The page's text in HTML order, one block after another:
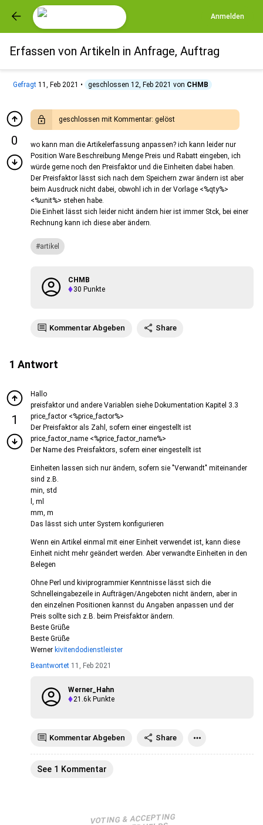
Anmelden
Erfassen von Artikeln in Anfrage, Auftrag
Gefragt 11, Feb 2021 • geschlossen 12, Feb 2021 von CHMB
0
geschlossen mit Kommentar: gelöst
wo kann man die Artikelerfassung anpassen? ich kann leider nur
Position Ware Beschreibung Menge Preis und Rabatt eingeben, ich
würde gerne noch den Preisfaktor und die Einheiten dabei haben.
Der Preisfaktor lässt sich nach dem Speichern zwar ändern ist aber
beim Ausdruck nicht dabei, obwohl ich in der Vorlage <%qty%>
<%unit%> stehen habe.
Die Einheit lässt sich leider nicht ändern hier ist immer Stck, bei einer
Rechnung kann ich diese aber ändern.
artikel
CHMB
30 Punkte
Kommentar Abgeben Share
1 Antwort
1
Hallo
preisfaktor und andere Variablen siehe Dokumentation Kapitel 3.3
price_factor <%price_factor%>
Der Preisfaktor als Zahl, sofern einer eingestellt ist
price_factor_name <%price_factor_name%>
Der Name des Preisfaktors, sofern einer eingestellt ist
Einheiten lassen sich nur ändern, sofern sie "Verwandt" miteinander
sind z.B.
min, std
l, ml
mm, m
Das lässt sich unter System konfigurieren
Wenn ein Artikel einmal mit einer Einheit verwendet ist, kann diese
Einheit nicht mehr geändert werden. Aber verwandte Einheiten in den
Belegen
Ohne Perl und kiviprogrammier Kenntnisse lässt sich die
Schnelleingabezeile in Aufträgen/Angeboten nicht ändern, aber in
den einzelnen Positionen kannst du Angaben anpassen und der
Preis sollte sich z.B. beim Preisfaktor ändern.
Beste Grüße
Beste Grüße
Werner kivitendodienstleister
Beantwortet 11, Feb 2021
Werner_Hahn
21.6k Punkte
Kommentar Abgeben Share
See 1 Kommentar
VOTING & ACCEPTING